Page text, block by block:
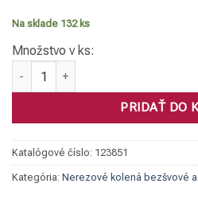
Na sklade 132 ks
Množstvo v ks:
množstvo Koleno zvárané, 1.4301/
PRIDAŤ DO
Katalógové číslo: 123851
Kategória: Nerezové kolená bezšvové